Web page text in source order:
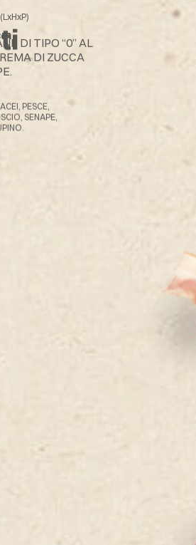
DI TIPO “0” AL
DI ZUCCA
PESCE,
SENAPE,